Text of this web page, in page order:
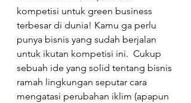
kompetisi untuk green business
terbesar di dunia! Kamu ga perlu
punya bisnis yang sudah berjalan
untuk ikutan kompetisi ini.  Cukup
sebuah ide yang solid tentang bisnis
ramah lingkungan seputar cara
mengatasi perubahan iklim (apapun